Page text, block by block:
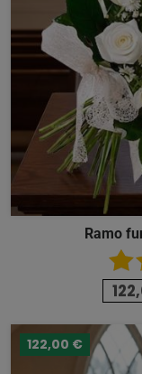
Ramo
122,00 €